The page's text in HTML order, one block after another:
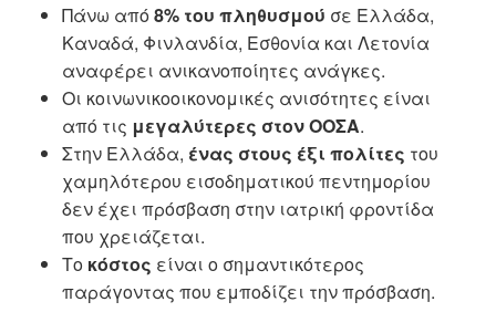
Πάνω από8% του πληθυσμού σε Ελλάδα,
Καναδά, Φινλανδία, Εσθονία και Λετονία
αναφέρει ανικανοποίητες ανάγκες.
Οι κοινωνικοοικονομικές ανισότητες είναι
από τις μεγαλύτερες στον ΟΟΣΑ.
Στην Ελλάδα, ένας στους έξι πολίτες του
χαμηλότερου εισοδηματικού πεντημορίου
δεν έχει πρόσβαση στην ιατρική φροντίδα
που χρειάζεται.
Το κόστος είναι ο σημαντικότερος
παράγοντας που εμποδίζει την πρόσβαση.